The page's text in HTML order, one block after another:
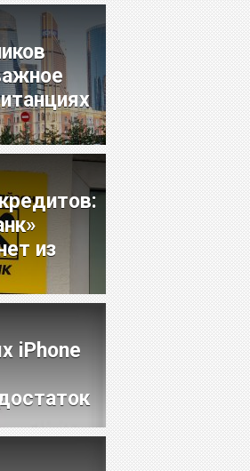
из
iPhone